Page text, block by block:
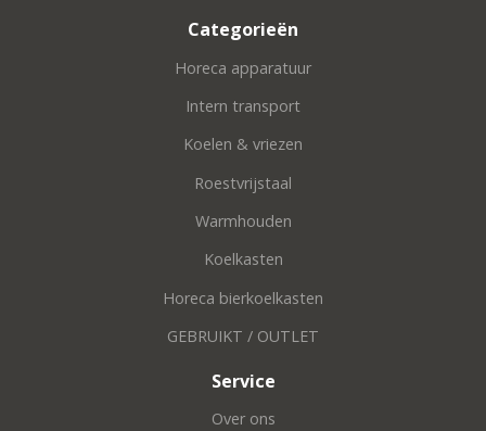
Categorieën
Horeca apparatuur
Intern transport
Koelen & vriezen
Roestvrijstaal
Warmhouden
Koelkasten
Horeca bierkoelkasten
GEBRUIKT / OUTLET
Service
Over ons